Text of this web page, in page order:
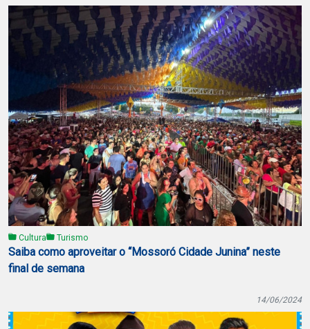
Cultura Turismo
Saiba como aproveitar o “Mossoró Cidade Junina” neste
final de semana
14/06/2024